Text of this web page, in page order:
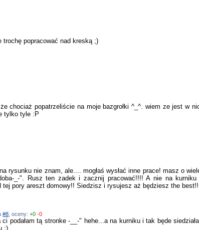
popracować nad kreską ;)
chociaż popatrzeliście na moje bazgrołki ^_^. wiem ze jest w
tylko tyle :P
rysunku nie znam, ale.... mogłaś wysłać inne prace! masz o
_-". Rusz ten zadek i zacznij pracować!!!! A nie na
pory areszt domowy!! Siedzisz i rysujesz aż będziesz the
#8 , oceny:+0 -0
podałam tą stronke -__-" hehe...a na kurniku i tak będe
:)